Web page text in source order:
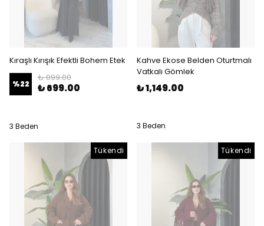
Kıraşlı Kırışık Efektli Bohem Etek
%22
₺ 899.00
₺ 699.00
3 Beden
Kahve Ekose Belden Oturtmalı
Vatkalı Gömlek
₺ 1,149.00
3 Beden
Tükendi Tükendi